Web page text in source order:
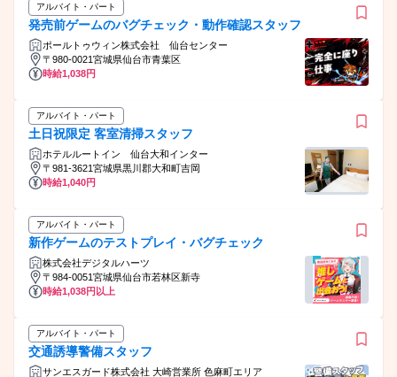
アルバイト・パート
発売前ゲームのバグチェック・動作確認スタッフ
ポールトゥウィン株式会社 仙台センター
〒980-0021宮城県仙台市青葉区
時給1,038円
アルバイト・パート
土日祝限定 客室清掃スタッフ
ホテルルートイン 仙台大和インター
〒981-3621宮城県黒川郡大和町吉岡
時給1,040円
アルバイト・パート
新作ゲームのテストプレイ・バグチェック
株式会社デジタルハーツ
〒984-0051宮城県仙台市若林区新寺
時給1,038円以上
アルバイト・パート
交通誘導警備スタッフ
サンエスガード株式会社 大崎営業所 色麻町エリア